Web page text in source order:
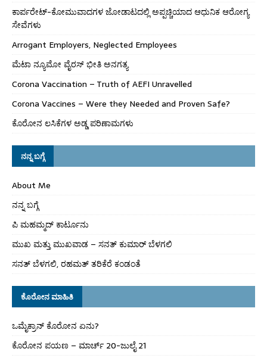
ಕಾರ್ಪರೇಟ್-ಕೋಮುವಾದಗಳ ಜೋಡಾಟದಲ್ಲಿ ಅಪ್ಪಚ್ಚಿಯಾದ ಆಧುನಿಕ ಆರೋಗ್ಯ
ಸೇವೆಗಳು
Arrogant Employers, Neglected Employees
ಮೆಟಾ ನ್ಯೂಮೋ ವೈರಸ್ ಭೀತಿ ಅನಗತ್ಯ
Corona Vaccination – Truth of AEFI Unravelled
Corona Vaccines – Were they Needed and Proven Safe?
ಕೊರೋನ ಲಸಿಕೆಗಳ ಅಡ್ಡ ಪರಿಣಾಮಗಳು
ನನ್ನ ಬಗ್ಗೆ
About Me
ನನ್ನ ಬಗ್ಗೆ
ಪಿ ಮಹಮ್ಮದ್ ಕಾರ್ಟೂನು
ಮುಖ ಮತ್ತು ಮುಖವಾಡ – ಸನತ್ ಕುಮಾರ್ ಬೆಳಗಲಿ
ಸನತ್ ಬೆಳಗಲಿ, ರಹಮತ್ ತರಿಕೆರೆ ಕಂಡಂತೆ
ಕೊರೋನ ಮಾಹಿತಿ
ಒಮೈಕ್ರಾನ್ ಕೊರೋನ ಏನು?
ಕೊರೋನ ಪಯಣ – ಮಾರ್ಚ್ 20-ಜುಲೈ 21